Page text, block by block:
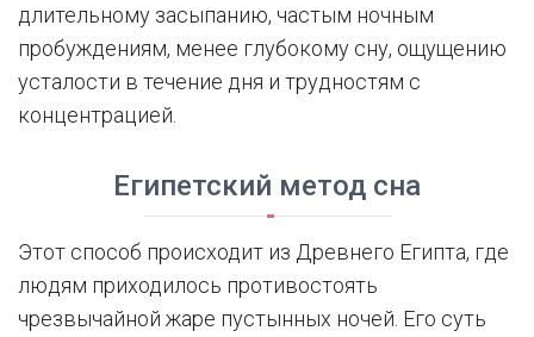
длительному засыпанию, частым ночным
пробуждениям, менее глубокому сну, ощущению
усталости в течение дня и трудностям с
концентрацией.
Египетский метод сна
Этот способ происходит из Древнего Египта, где
людям приходилось противостоять
чрезвычайной жаре пустынных ночей. Его суть